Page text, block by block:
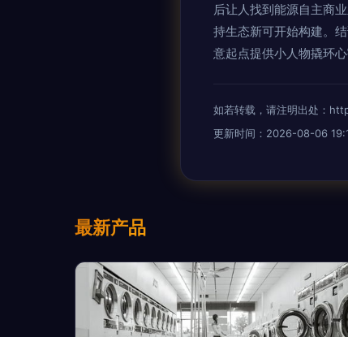
后让人找到能源自主商
持生态新可开始构建。
意起点提供小人物撬环
如若转载，请注明出处：
更新时间：2026-08-06
最新产品